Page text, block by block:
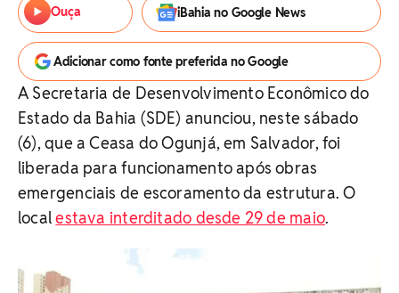
Ouça
iBahia no Google News
Adicionar como fonte preferida no Google
A Secretaria de Desenvolvimento Econômico do
Estado da Bahia (SDE) anunciou, neste sábado
(6), que a Ceasa do Ogunjá, em Salvador, foi
liberada para funcionamento após obras
emergenciais de escoramento da estrutura. O
localestava interditado desde 29 de maio.